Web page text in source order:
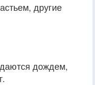
другие
дождем,